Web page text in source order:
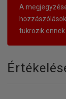
A
tükrözik